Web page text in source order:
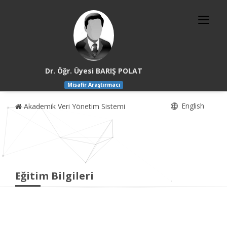
Dr. Öğr. Üyesi BARIŞ POLAT
Misafir Araştırmacı
Akademik Veri Yönetim Sistemi English
Eğitim Bilgileri